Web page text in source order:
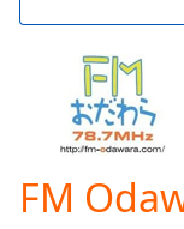
Skip
Current
FM